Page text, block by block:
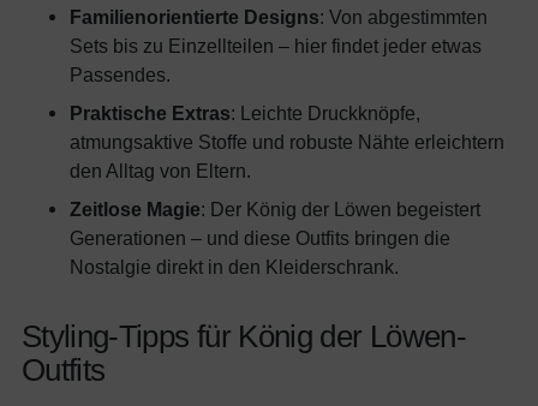
Familienorientierte Designs: Von abgestimmten
Sets bis zu Einzellteilen – hier findet jeder etwas
Passendes.
Praktische Extras: Leichte Druckknöpfe,
atmungsaktive Stoffe und robuste Nähte erleichtern
den Alltag von Eltern.
Zeitlose Magie: Der König der Löwen begeistert
Generationen – und diese Outfits bringen die
Nostalgie direkt in den Kleiderschrank.
Styling-Tipps für König der Löwen-
Outfits